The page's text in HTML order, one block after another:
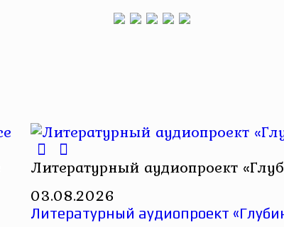
Литературный аудиопроект
03.08.2026
Литературный аудиопроект